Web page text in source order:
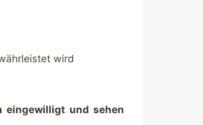
wird
eingewilligt und sehen